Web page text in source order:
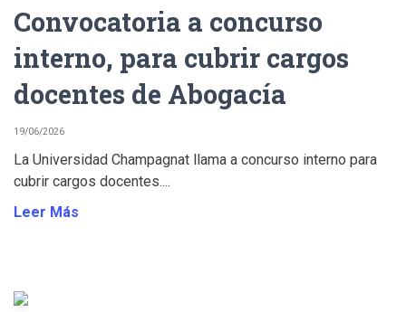
Convocatoria a concurso
interno, para cubrir cargos
docentes de Abogacía
19/06/2026
La Universidad Champagnat llama a concurso interno para
cubrir cargos docentes....
Leer Más